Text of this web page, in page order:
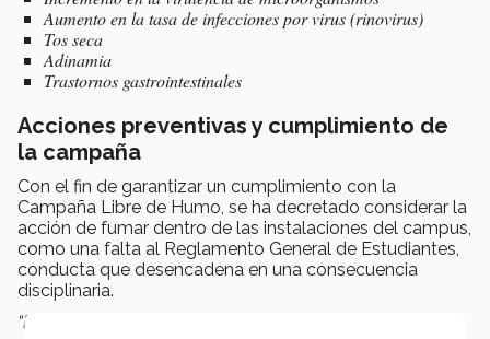
Aumento en la tasa de infecciones por virus (rinovirus)
Tos seca
Adinamia
Trastornos gastrointestinales
Acciones preventivas y cumplimiento de
la campaña
Con el fin de garantizar un cumplimiento con la
Campaña Libre de Humo, se ha decretado considerar la
acción de fumar dentro de las instalaciones del campus,
como una falta al Reglamento General de Estudiantes,
conducta que desencadena en una consecuencia
disciplinaria.
“Las consecuencias disciplinarias con base al RGE,